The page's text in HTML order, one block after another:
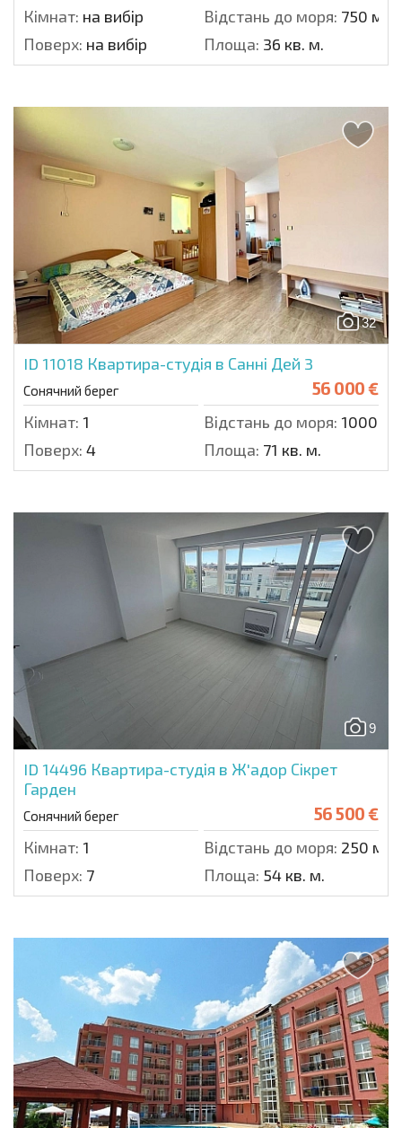
Кімнат: на вибір Відстань до моря: 750 м.
Поверх: на вибір Площа: 36 кв. м.
32
ID 11018 Квартира-студія в Санні Дей 3
Сонячний берег 56 000 €
Кімнат: 1 Відстань до моря: 1000 м.
Поверх: 4 Площа: 71 кв. м.
9
ID 14496 Квартира-студія в Ж'адор Сікрет
Гарден
Сонячний берег 56 500 €
Кімнат: 1 Відстань до моря: 250 м.
Поверх: 7 Площа: 54 кв. м.